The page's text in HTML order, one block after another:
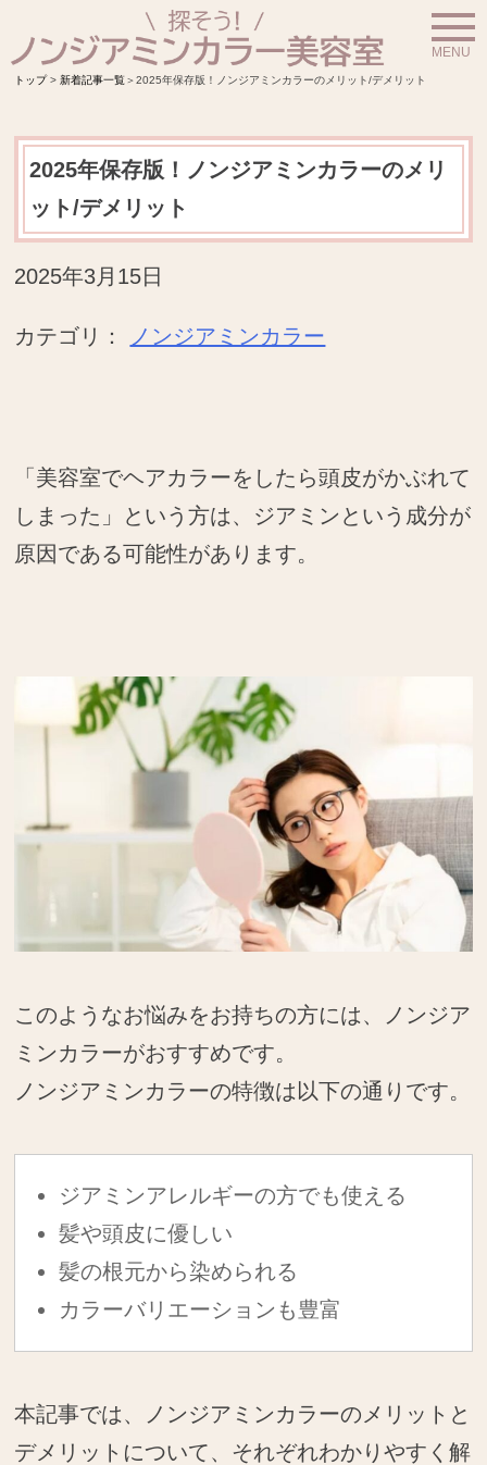
トップ>新着記事一覧＞2025年保存版！ノンジアミンカラーのメリット/デメリット
2025年保存版！ノンジアミンカラーのメリ
ット/デメリット
2025年3月15日
カテゴリ： ノンジアミンカラー
「美容室でヘアカラーをしたら頭皮がかぶれて
しまった」という方は、ジアミンという成分が
原因である可能性があります。
このようなお悩みをお持ちの方には、ノンジア
ミンカラーがおすすめです。
ノンジアミンカラーの特徴は以下の通りです。
ジアミンアレルギーの方でも使える
髪や頭皮に優しい
髪の根元から染められる
カラーバリエーションも豊富
本記事では、ノンジアミンカラーのメリットと
デメリットについて、それぞれわかりやすく解